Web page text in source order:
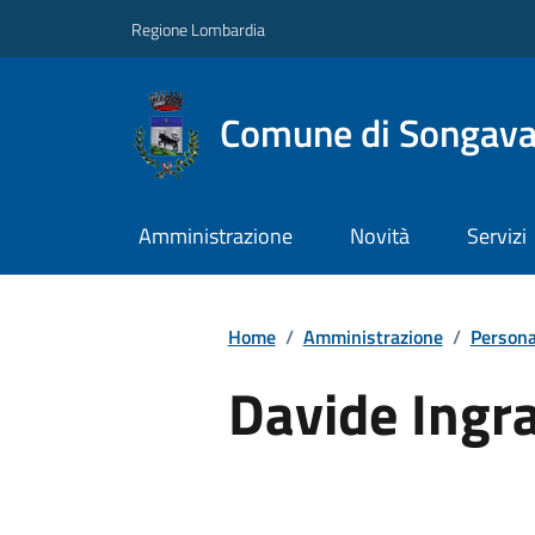
Regione Lombardia
Comune di
Amministrazione Novità Servizi
Home / Amministrazione /
Davide